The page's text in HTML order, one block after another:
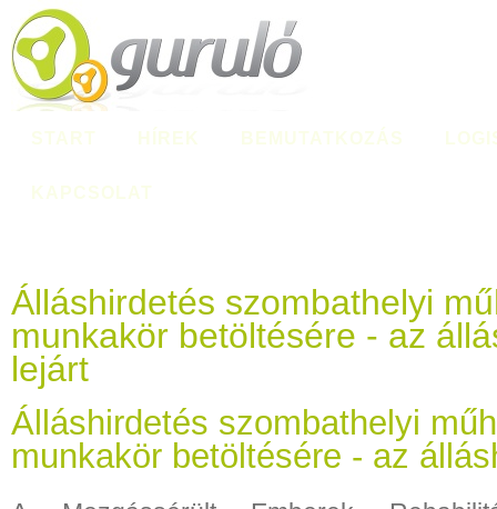
START HÍREK BEMUTATKOZÁS
KAPCSOLAT
Álláshirdetés szombathelyi
munkakör betöltésére - az
lejárt
Álláshirdetés szombathelyi
munkakör betöltésére - az